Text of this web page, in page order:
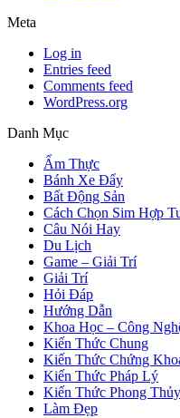
Meta
Log in
Entries feed
Comments feed
WordPress.org
Danh Mục
Ẩm Thực
Bánh Xe Đẩy
Bất Động Sản
Cách Chọn Sim Hợp
Câu Nói Hay
Du Lịch
Game – Giải Trí
Giải Trí
Hỏi Đáp
Hướng Dẫn
Khoa Học – Công
Kiến Thức Chung
Kiến Thức Chứng
Kiến Thức Pháp Lý
Kiến Thức Phong
Làm Đẹp